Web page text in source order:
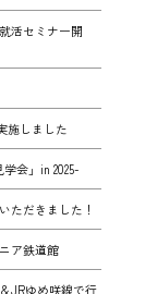
活セミナー開
施しました
会」in 2025-
ただきました！
ア鉄道館
JRゆめ咲線で行